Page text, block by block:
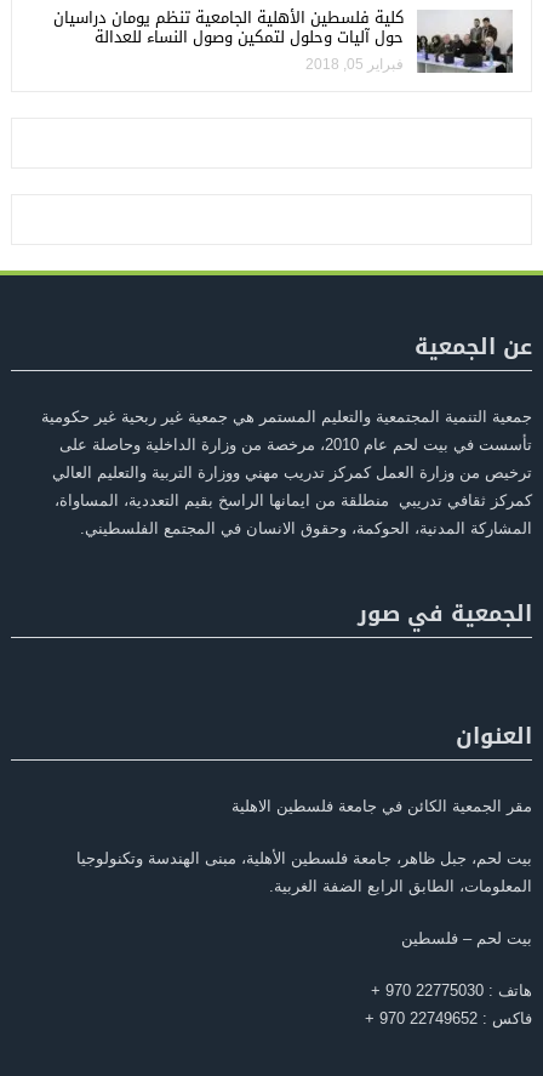
كلية فلسطين الأهلية الجامعية تنظم يومان دراسيان
حول آليات وحلول لتمكين وصول النساء للعدالة
فبراير 05, 2018
عن الجمعية
جمعية التنمية المجتمعية والتعليم المستمر هي جمعية غير ربحية غير حكومية
تأسست في بيت لحم عام 2010، مرخصة من وزارة الداخلية وحاصلة على
ترخيص من وزارة العمل كمركز تدريب مهني ووزارة التربية والتعليم العالي
كمركز ثقافي تدريبي منطلقة من ايمانها الراسخ بقيم التعددية، المساواة،
المشاركة المدنية، الحوكمة، وحقوق الانسان في المجتمع الفلسطيني.
الجمعية في صور
العنوان
مقر الجمعية الكائن في جامعة فلسطين الاهلية
بيت لحم، جبل ظاهر، جامعة فلسطين الأهلية، مبنى الهندسة وتكنولوجيا
المعلومات، الطابق الرابع الضفة الغربية.
بيت لحم – فلسطين
هاتف : 22775030 970 +
فاكس : 22749652 970 +